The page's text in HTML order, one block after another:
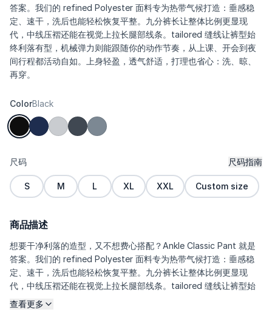
答案。我们的 refined Polyester 面料专为热带气候打造：垂感稳
定、速干，洗后也能轻松恢复平整。九分裤长让整体比例更显现
代，中线压褶还能在视觉上拉长腿部线条。tailored 缝线让裤型始
终利落有型，机械弹力则能跟随你的动作节奏，从上课、开会到夜
间行程都活动自如。上身轻盈，透气舒适，打理也省心：洗、晾、
再穿。
ColorBlack
尺码 尺码指南
S M L XL XXL Custom size
商品描述
想要干净利落的造型，又不想费心搭配？Ankle Classic Pant 就是
答案。我们的 refined Polyester 面料专为热带气候打造：垂感稳
定、速干，洗后也能轻松恢复平整。九分裤长让整体比例更显现
代，中线压褶还能在视觉上拉长腿部线条。tailored 缝线让裤型始
终利落有型，机械弹力则能跟随你的动作节奏，从上课、开会到夜
查看更多